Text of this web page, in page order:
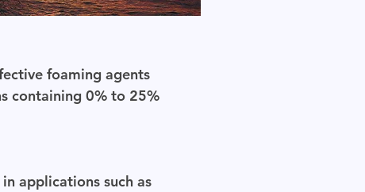
foaming agents
containing 0% to 25%
applications such as